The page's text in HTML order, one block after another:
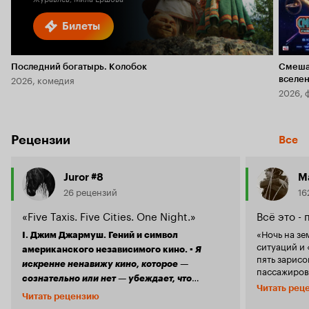
Билеты
Последний богатырь. Колобок
2026, комедия
2026,
Рецензии Все
Juror #8
26 рецензий
«Five Taxis. Five Cities. One Night.»
I. Джим Джармуш. Гений и символ
американского независимого кино. ▪ Я
искренне ненавижу кино, которое —
сознательно или нет — убеждает, что
капитализм, расизм, жадность, концепция
Читать рецензию
Всё это -
«Ночь на
ситуаций и
пять
несколько
реальных
Читать